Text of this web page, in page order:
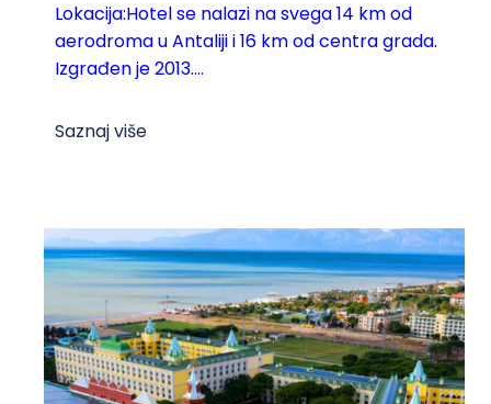
Lokacija:Hotel se nalazi na svega 14 km od
aerodroma u Antaliji i 16 km od centra grada.
Izgrađen je 2013....
Saznaj više